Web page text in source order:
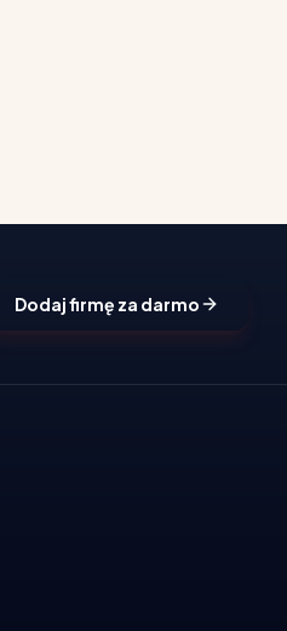
Dodaj firmę za darmo